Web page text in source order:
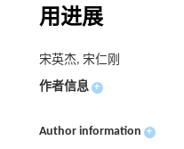
用进展
宋英杰, 宋仁刚
作者信息 +
Author information +